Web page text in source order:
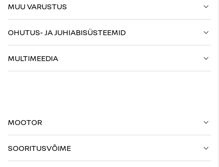
MUU VARUSTUS
OHUTUS- JA JUHIABISÜSTEEMID
MULTIMEEDIA
MOOTOR
SOORITUSVÕIME